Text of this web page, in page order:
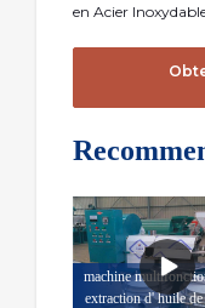
en Acier
machine
extraction d' huile